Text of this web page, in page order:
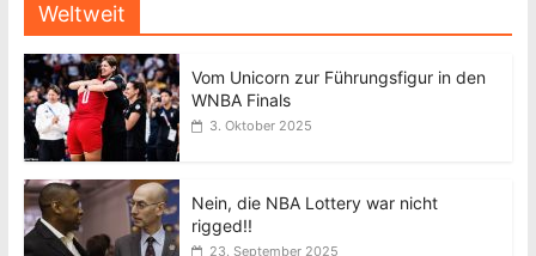
Weltweit
Vom Unicorn zur Führungsfigur in den
WNBA Finals
3. Oktober 2025
Nein, die NBA Lottery war nicht
rigged!!
23. September 2025